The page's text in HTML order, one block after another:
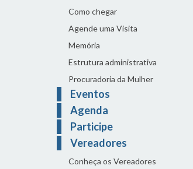
Como chegar
Agende uma Visita
Memória
Estrutura administrativa
Procuradoria da Mulher
Eventos
Agenda
Participe
Vereadores
Conheça os Vereadores